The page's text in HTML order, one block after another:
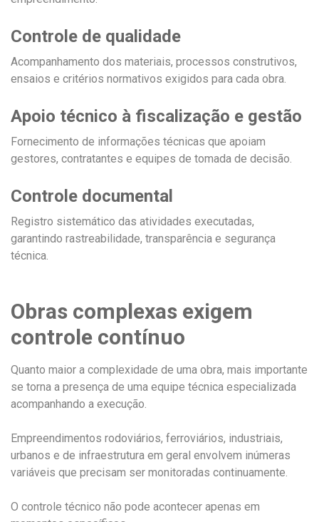
Controle de qualidade
Acompanhamento dos materiais, processos construtivos,
ensaios e critérios normativos exigidos para cada obra.
Apoio técnico à fiscalização e gestão
Fornecimento de informações técnicas que apoiam
gestores, contratantes e equipes de tomada de decisão.
Controle documental
Registro sistemático das atividades executadas,
garantindo rastreabilidade, transparência e segurança
técnica.
Obras complexas exigem
controle contínuo
Quanto maior a complexidade de uma obra, mais importante
se torna a presença de uma equipe técnica especializada
acompanhando a execução.
Empreendimentos rodoviários, ferroviários, industriais,
urbanos e de infraestrutura em geral envolvem inúmeras
variáveis que precisam ser monitoradas continuamente.
O controle técnico não pode acontecer apenas em